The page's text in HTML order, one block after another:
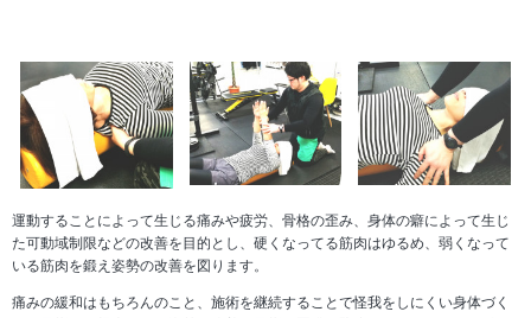
運動することによって生じる痛みや疲労、骨格の歪み、身体の癖によって生じ
た可動域制限などの改善を目的とし、硬くなってる筋肉はゆるめ、弱くなって
いる筋肉を鍛え姿勢の改善を図ります。
痛みの緩和はもちろんのこと、施術を継続することで怪我をしにくい身体づく